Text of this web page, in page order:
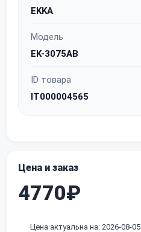
EKKA
Модель
EK-3075AB
ID товара
IT000004565
Цена и заказ
4770₽
Цена актуальна на: 2026-08-05